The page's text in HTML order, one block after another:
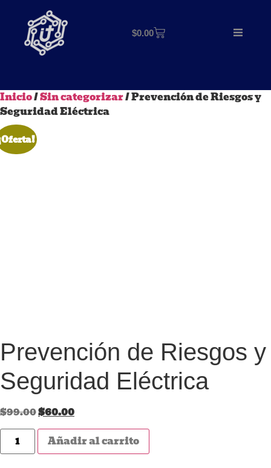
$0.00
Inicio/Sin categorizar/ Prevención de Riesgos y
Seguridad Eléctrica
Prevención de Riesgos y
Seguridad Eléctrica
$99.00$60.00
Añadir al carrito